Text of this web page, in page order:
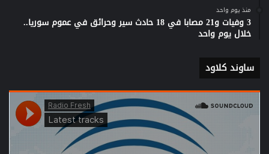
منذ يوم واحد
3 وفيات و21 مصابا في 18 حادث سير وحرائق في عموم سوريا..
خلال يوم واحد
ساوند كلاود